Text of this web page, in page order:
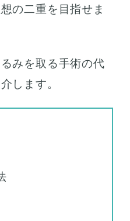
の二重を目指せま
みを取る手術の代
します。